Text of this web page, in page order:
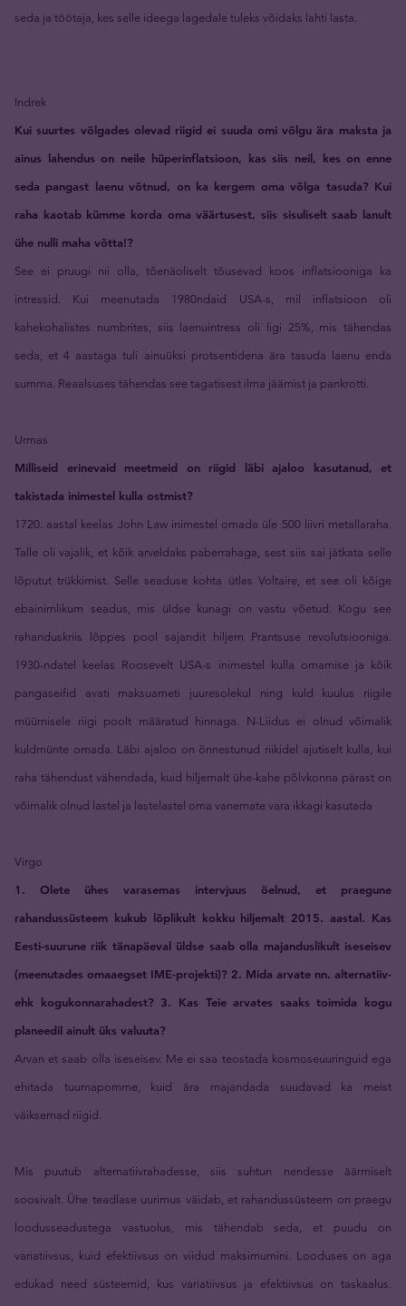
seda ja töötaja, kes selle ideega lagedale tuleks võidaks lahti lasta.
Indrek
Kui suurtes võlgades olevad riigid ei suuda omi võlgu ära maksta ja
ainus lahendus on neile hüperinflatsioon, kas siis neil, kes on enne
seda pangast laenu võtnud, on ka kergem oma võlga tasuda? Kui
raha kaotab kümme korda oma väärtusest, siis sisuliselt saab lanult
ühe nulli maha võtta!?
See ei pruugi nii olla, tõenäoliselt tõusevad koos inflatsiooniga ka
intressid. Kui meenutada 1980ndaid USA-s, mil inflatsioon oli
kahekohalistes numbrites, siis laenuintress oli ligi 25%, mis tähendas
seda, et 4 aastaga tuli ainuüksi protsentidena ära tasuda laenu enda
summa. Reaalsuses tähendas see tagatisest ilma jäämist ja pankrotti.
Urmas
Milliseid erinevaid meetmeid on riigid läbi ajaloo kasutanud, et
takistada inimestel kulla ostmist?
1720. aastal keelas John Law inimestel omada üle 500 liivri metallaraha.
Talle oli vajalik, et kõik arveldaks paberrahaga, sest siis sai jätkata selle
lõputut trükkimist. Selle seaduse kohta ütles Voltaire, et see oli kõige
ebainimlikum seadus, mis üldse kunagi on vastu võetud. Kogu see
rahanduskriis lõppes pool sajandit hiljem Prantsuse revolutsiooniga.
1930-ndatel keelas Roosevelt USA-s inimestel kulla omamise ja kõik
pangaseifid avati maksuameti juuresolekul ning kuld kuulus riigile
müümisele riigi poolt määratud hinnaga. N-Liidus ei olnud võimalik
kuldmünte omada. Läbi ajaloo on õnnestunud riikidel ajutiselt kulla, kui
raha tähendust vähendada, kuid hiljemalt ühe-kahe põlvkonna pärast on
võimalik olnud lastel ja lastelastel oma vanemate vara ikkagi kasutada
Virgo
1. Olete ühes varasemas intervjuus öelnud, et praegune
rahandussüsteem kukub lõplikult kokku hiljemalt 2015. aastal. Kas
Eesti-suurune riik tänapäeval üldse saab olla majanduslikult iseseisev
(meenutades omaaegset IME-projekti)? 2. Mida arvate nn. alternatiiv-
ehk kogukonnarahadest? 3. Kas Teie arvates saaks toimida kogu
planeedil ainult üks valuuta?
Arvan et saab olla iseseisev. Me ei saa teostada kosmoseuuringuid ega
ehitada tuumapomme, kuid ära majandada suudavad ka meist
väiksemad riigid.
Mis puutub alternatiivrahadesse, siis suhtun nendesse äärmiselt
soosivalt. Ühe teadlase uurimus väidab, et rahandussüsteem on praegu
loodusseadustega vastuolus, mis tähendab seda, et puudu on
variatiivsus, kuid efektiivsus on viidud maksimumini. Looduses on aga
edukad need süsteemid, kus variatiivsus ja efektiivsus on taskaalus.